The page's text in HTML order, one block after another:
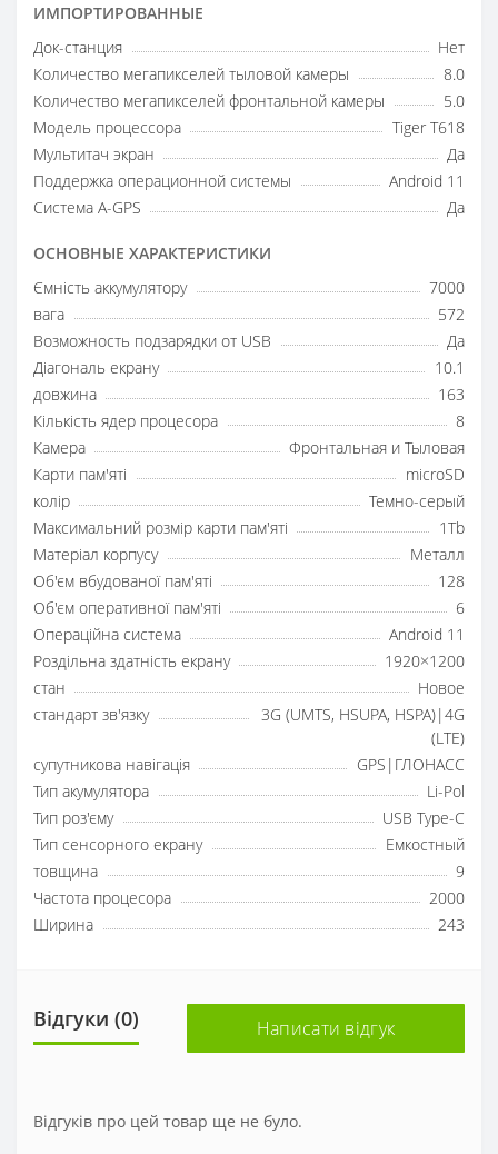
ИМПОРТИРОВАННЫЕ
Док-станция
Нет
Количество мегапикселей тыловой камеры
8.0
Количество мегапикселей фронтальной камеры
5.0
Модель процессора
Tiger T618
Мультитач экран
Да
Поддержка операционной системы
Android 11
Система A-GPS
Да
ОСНОВНЫЕ ХАРАКТЕРИСТИКИ
Ємність аккумулятору
7000
вага
572
Возможность подзарядки от USB
Да
Діагональ екрану
10.1
довжина
163
Кількість ядер процесора
8
Камера
Фронтальная и Тыловая
Карти пам'яті
microSD
колір
Темно-серый
Максимальний розмір карти пам'яті
1Tb
Матеріал корпусу
Металл
Об'єм вбудованої пам'яті
128
Об'єм оперативної пам'яті
6
Операційна система
Android 11
Роздільна здатність екрану
1920×1200
стан
Новое
стандарт зв'язку
3G (UMTS, HSUPA, HSPA)|4G
(LTE)
супутникова навігація
GPS|ГЛОНАСС
Тип акумулятора
Li-Pol
Тип роз'єму
USB Type-C
Тип сенсорного екрану
Емкостный
товщина
9
Частота процесора
2000
Ширина
243
Відгуки (0) Написати відгук
Відгуків про цей товар ще не було.